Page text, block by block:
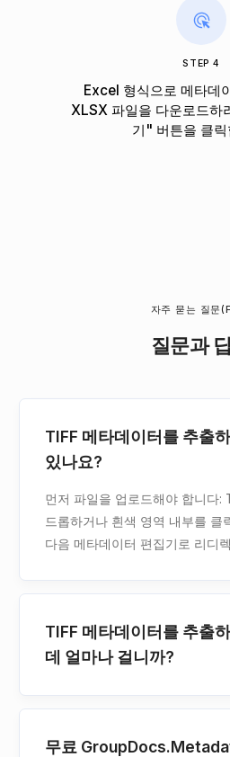
STEP 4
Excel 형식으로 메타데
XLSX 파일을 다운로드하
기" 버튼을 클릭
자주 묻는 질문
질문과
TIFF 메타데이터를 추출
있나요?
먼저 파일을 업로드해야 합니다:
드롭하거나 흰색 영역 내부를 클
다음 메타데이터 편집기로 리디
TIFF 메타데이터를 추출
데 얼마나 걸니까?
무료